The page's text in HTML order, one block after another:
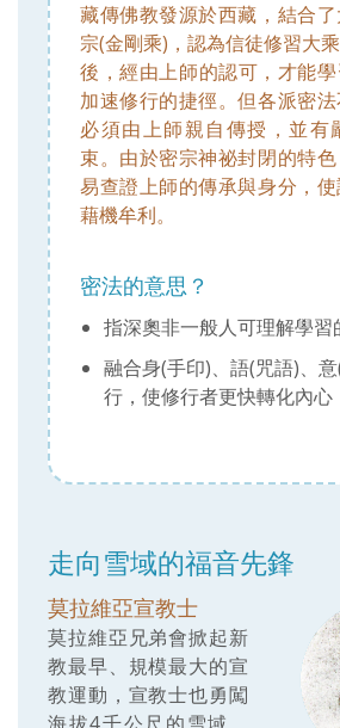
藏傳佛教發源於西藏，結合
宗(金剛乘)，認為信徒修習大
後，經由上師的認可，才能
加速修行的捷徑。但各派密法
必須由上師親自傳授，並有
束。由於密宗神祕封閉的特
易查證上師的傳承與身分，
藉機牟利。
密法的意思？
指深奧非一般人可理解學習
融合身(手印)、語(咒語)、
行，使修行者更快轉化內心
走向雪域的福音先鋒
莫拉維亞宣教士
莫拉維亞兄弟會掀起新
教最早、規模最大的宣
教運動，宣教士也勇闖